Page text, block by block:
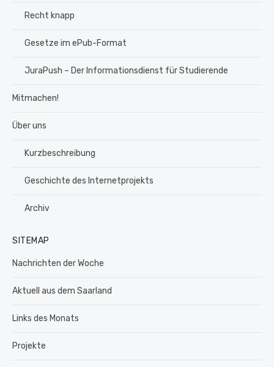
Recht knapp
Gesetze im ePub-Format
JuraPush – Der Informationsdienst für Studierende
Mitmachen!
Über uns
Kurzbeschreibung
Geschichte des Internetprojekts
Archiv
SITEMAP
Nachrichten der Woche
Aktuell aus dem Saarland
Links des Monats
Projekte